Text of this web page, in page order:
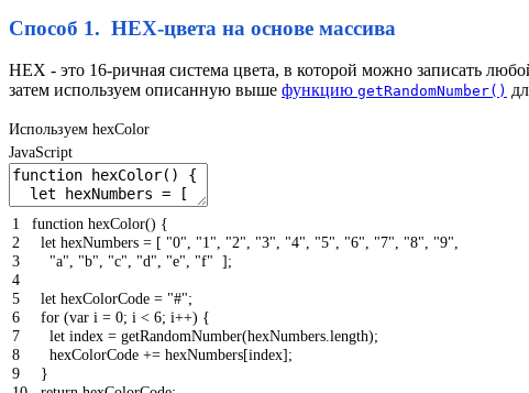
Способ 1. HEX-цвета на основе массива
HEX - это 16-ричная система цвета, в которой можно записать
затем используем описанную выше функцию getRandomNumber()
Используем hexColor
JavaScript
1
2
3
4
5
6
7
8
9
function hexColor() {
let hexNumbers = [ "0", "1", "2", "3", "4", "5", "6", "7", "8", "9",
"a", "b", "c", "d", "e", "f" ] ;
let hexColorCode = "#";
for (var i = 0; i < 6; i++) {
let index = getRandomNumber(hexNumbers.length);
hexColorCode += hexNumbers[index] ;
}